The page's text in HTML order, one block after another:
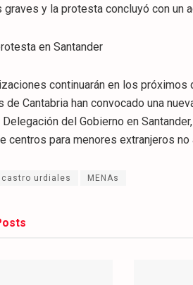
graves y la protesta concluyó con un
en Santander
continuarán en los
de Cantabria han convocado una
del Gobierno en
centros para menores extranjeros
castro urdiales MENAs